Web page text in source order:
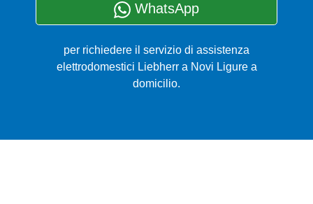
WhatsApp
per richiedere il servizio di assistenza
elettrodomestici Liebherr a Novi Ligure a
domicilio.